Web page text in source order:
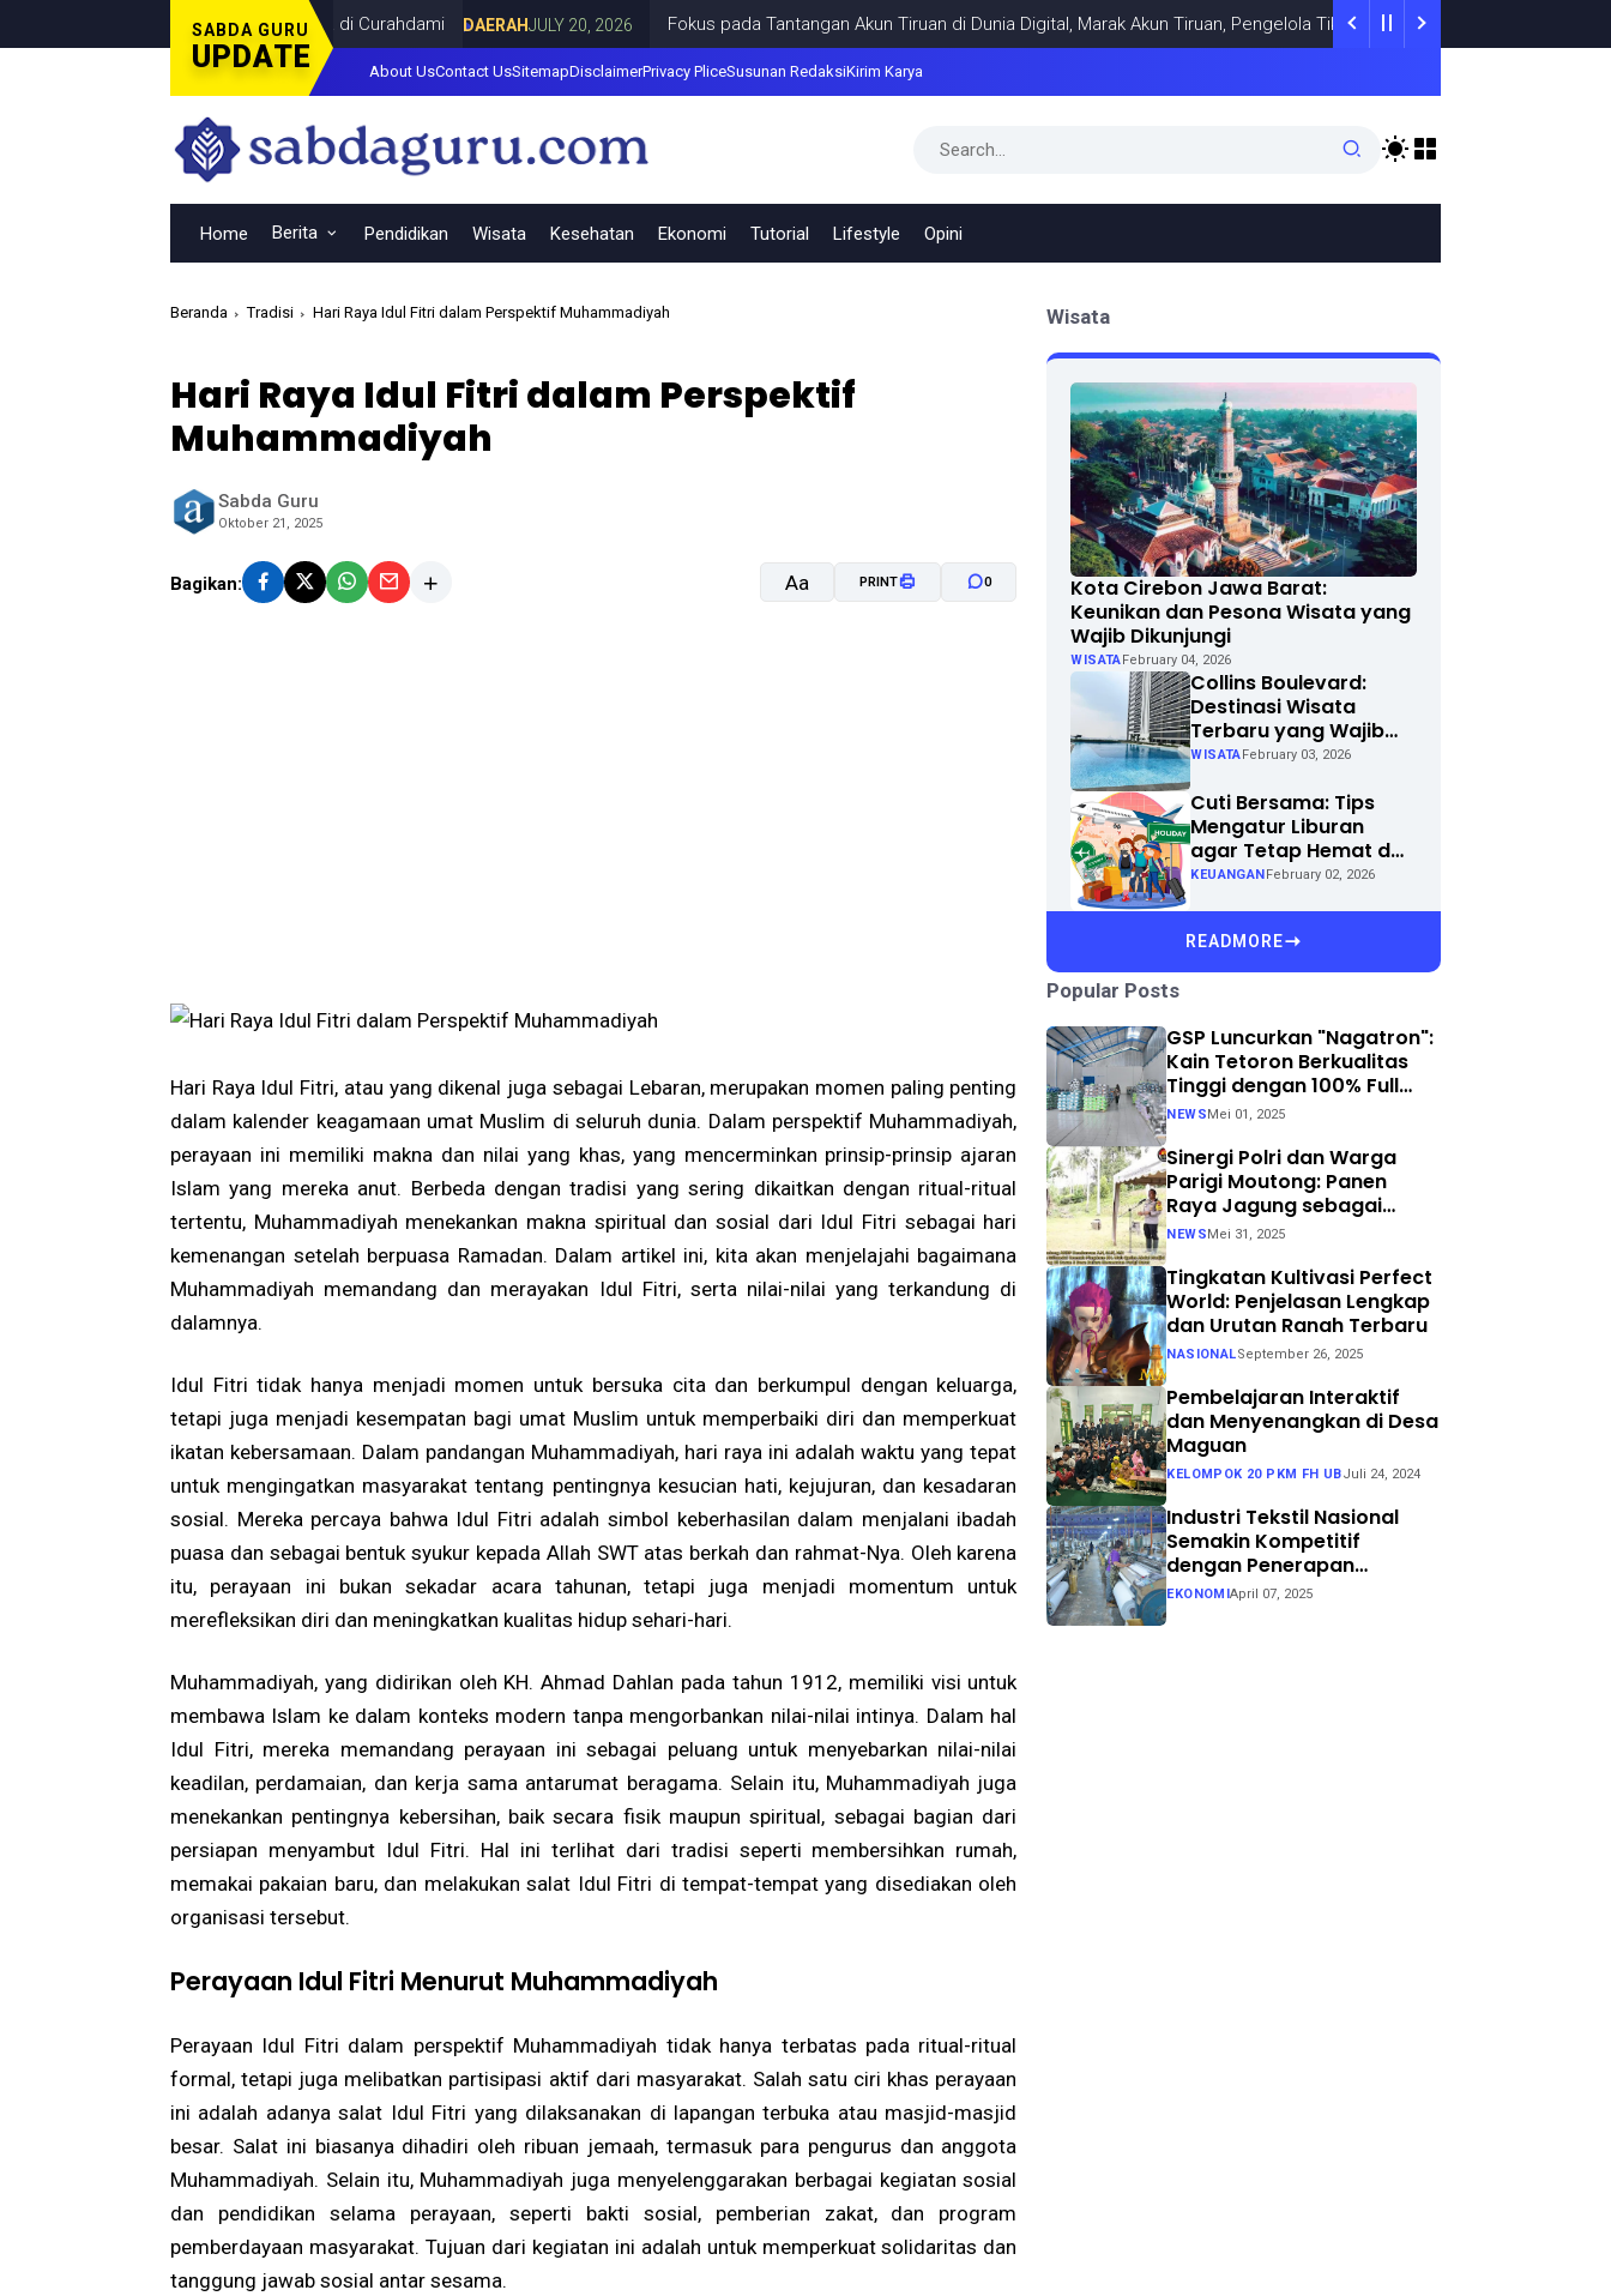
SABDA GURU
UPDATE
Dunia Bersama Dina Lorenza di Curahdami DAERAHJULY 20, 2026 Fokus pada Tantangan Akun Tiruan di Dunia Digital, Marak Akun Tiruan, Pengelola TikTok @samsungstore.ta Siapkan
About UsContact UsSitemapDisclaimerPrivacy PliceSusunan RedaksiKirim Karya
Home Berita Pendidikan Wisata Kesehatan Ekonomi Tutorial Lifestyle Opini
Beranda Tradisi Hari Raya Idul Fitri dalam Perspektif Muhammadiyah
Hari Raya Idul Fitri dalam Perspektif
Muhammadiyah
Sabda Guru
Oktober 21, 2025
Bagikan: Aa PRINT 0
Hari Raya Idul Fitri, atau yang dikenal juga sebagai Lebaran, merupakan momen paling penting
dalam kalender keagamaan umat Muslim di seluruh dunia. Dalam perspektif Muhammadiyah,
perayaan ini memiliki makna dan nilai yang khas, yang mencerminkan prinsip-prinsip ajaran
Islam yang mereka anut. Berbeda dengan tradisi yang sering dikaitkan dengan ritual-ritual
tertentu, Muhammadiyah menekankan makna spiritual dan sosial dari Idul Fitri sebagai hari
kemenangan setelah berpuasa Ramadan. Dalam artikel ini, kita akan menjelajahi bagaimana
Muhammadiyah memandang dan merayakan Idul Fitri, serta nilai-nilai yang terkandung di
dalamnya.
Idul Fitri tidak hanya menjadi momen untuk bersuka cita dan berkumpul dengan keluarga,
tetapi juga menjadi kesempatan bagi umat Muslim untuk memperbaiki diri dan memperkuat
ikatan kebersamaan. Dalam pandangan Muhammadiyah, hari raya ini adalah waktu yang tepat
untuk mengingatkan masyarakat tentang pentingnya kesucian hati, kejujuran, dan kesadaran
sosial. Mereka percaya bahwa Idul Fitri adalah simbol keberhasilan dalam menjalani ibadah
puasa dan sebagai bentuk syukur kepada Allah SWT atas berkah dan rahmat-Nya. Oleh karena
itu, perayaan ini bukan sekadar acara tahunan, tetapi juga menjadi momentum untuk
merefleksikan diri dan meningkatkan kualitas hidup sehari-hari.
Muhammadiyah, yang didirikan oleh KH. Ahmad Dahlan pada tahun 1912, memiliki visi untuk
membawa Islam ke dalam konteks modern tanpa mengorbankan nilai-nilai intinya. Dalam hal
Idul Fitri, mereka memandang perayaan ini sebagai peluang untuk menyebarkan nilai-nilai
keadilan, perdamaian, dan kerja sama antarumat beragama. Selain itu, Muhammadiyah juga
menekankan pentingnya kebersihan, baik secara fisik maupun spiritual, sebagai bagian dari
persiapan menyambut Idul Fitri. Hal ini terlihat dari tradisi seperti membersihkan rumah,
memakai pakaian baru, dan melakukan salat Idul Fitri di tempat-tempat yang disediakan oleh
organisasi tersebut.
Perayaan Idul Fitri Menurut Muhammadiyah
Perayaan Idul Fitri dalam perspektif Muhammadiyah tidak hanya terbatas pada ritual-ritual
formal, tetapi juga melibatkan partisipasi aktif dari masyarakat. Salah satu ciri khas perayaan
ini adalah adanya salat Idul Fitri yang dilaksanakan di lapangan terbuka atau masjid-masjid
besar. Salat ini biasanya dihadiri oleh ribuan jemaah, termasuk para pengurus dan anggota
Muhammadiyah. Selain itu, Muhammadiyah juga menyelenggarakan berbagai kegiatan sosial
dan pendidikan selama perayaan, seperti bakti sosial, pemberian zakat, dan program
pemberdayaan masyarakat. Tujuan dari kegiatan ini adalah untuk memperkuat solidaritas dan
tanggung jawab sosial antar sesama.
Wisata
Kota Cirebon Jawa Barat:
Keunikan dan Pesona Wisata yang
Wajib Dikunjungi
WISATA February 04, 2026
Collins Boulevard:
Destinasi Wisata
Terbaru yang Wajib
Dikunjungi di Kota
WISATA February 03, 2026
Cuti Bersama: Tips
Mengatur Liburan
agar Tetap Hemat dan
Menyenangkan
KEUANGAN February 02, 2026
READMORE
Popular Posts
GSP Luncurkan "Nagatron":
Kain Tetoron Berkualitas
Tinggi dengan 100% Full
Process
NEWS Mei 01, 2025
Sinergi Polri dan Warga
Parigi Moutong: Panen
Raya Jagung sebagai
Langkah Nyata Menuju
NEWS Mei 31, 2025
Tingkatan Kultivasi Perfect
World: Penjelasan Lengkap
dan Urutan Ranah Terbaru
NASIONALSeptember 26, 2025
Pembelajaran Interaktif
dan Menyenangkan di Desa
Maguan
KELOMPOK 20 PKM FH UBJuli 24, 2024
Industri Tekstil Nasional
Semakin Kompetitif
dengan Penerapan
Teknologi Air Jet Loom dan
EKONOMIApril 07, 2025